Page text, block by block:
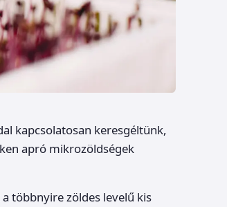
kapcsolatosan keresgéltünk,
apró mikrozöldségek
többnyire zöldes levelű kis